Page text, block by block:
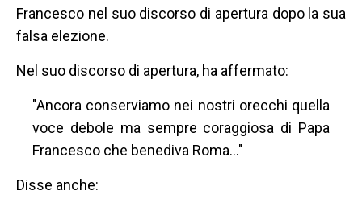
Francesco nel suo discorso di apertura dopo la sua
falsa elezione.
Nel suo discorso di apertura, ha affermato:
"Ancora conserviamo nei nostri orecchi quella
voce debole ma sempre coraggiosa di Papa
Francesco che benediva Roma..."
Disse anche: